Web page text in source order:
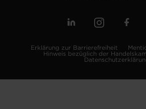
Erklärung zur Barrierefreiheit
Hinweis bezüglich der